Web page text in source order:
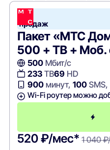
Хит
продаж
Пакет «МТС
500 + ТВ + Моб.
500Мбит/с
233ТВ69 HD
900минут, 100SMS,
Wi-Fi роутер можно
520 ₽/мес* 1 040